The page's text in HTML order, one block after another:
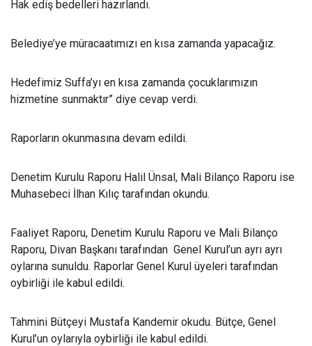
Hak ediş bedelleri hazırlandı.
Belediye’ye müracaatımızı en kısa zamanda yapacağız.
Hedefimiz Suffa’yı en kısa zamanda çocuklarımızın
hizmetine sunmaktır” diye cevap verdi.
Raporların okunmasına devam edildi.
Denetim Kurulu Raporu Halil Ünsal, Mali Bilanço Raporu ise
Muhasebeci İlhan Kılıç tarafından okundu.
Faaliyet Raporu, Denetim Kurulu Raporu ve Mali Bilanço
Raporu, Divan Başkanı tarafından Genel Kurul’un ayrı ayrı
oylarına sunuldu. Raporlar Genel Kurul üyeleri tarafından
oybirliği ile kabul edildi.
Tahmini Bütçeyi Mustafa Kandemir okudu. Bütçe, Genel
Kurul’un oylarıyla oybirliği ile kabul edildi.